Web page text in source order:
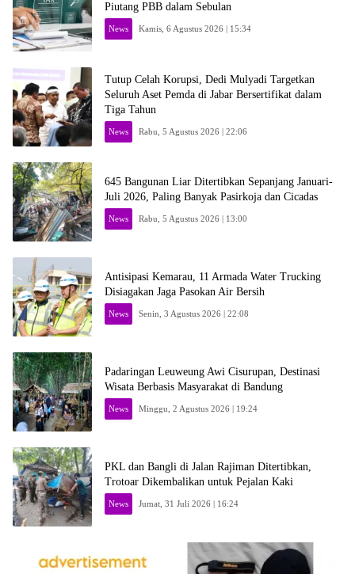
Piutang PBB dalam Sebulan
News Kamis, 6 Agustus 2026 | 15:34
Tutup Celah Korupsi, Dedi Mulyadi Targetkan
Seluruh Aset Pemda di Jabar Bersertifikat dalam
Tiga Tahun
News Rabu, 5 Agustus 2026 | 22:06
645 Bangunan Liar Ditertibkan Sepanjang Januari-
Juli 2026, Paling Banyak Pasirkoja dan Cicadas
News Rabu, 5 Agustus 2026 | 13:00
Antisipasi Kemarau, 11 Armada Water Trucking
Disiagakan Jaga Pasokan Air Bersih
News Senin, 3 Agustus 2026 | 22:08
Padaringan Leuweung Awi Cisurupan, Destinasi
Wisata Berbasis Masyarakat di Bandung
News Minggu, 2 Agustus 2026 | 19:24
PKL dan Bangli di Jalan Rajiman Ditertibkan,
Trotoar Dikembalikan untuk Pejalan Kaki
News Jumat, 31 Juli 2026 | 16:24